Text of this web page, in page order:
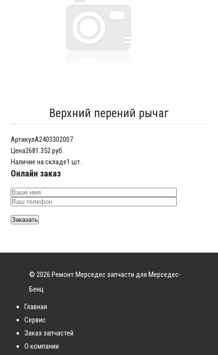
Верхний перений рычаг
АртикулA2403302007
Цена2681.352 руб.
Наличие на складе1 шт.
Онлайн заказ
© 2026 Ремонт Мерседес запчасти для Мерседес-
Бенц
Главная
Сервис
Заказ запчастей
О компании